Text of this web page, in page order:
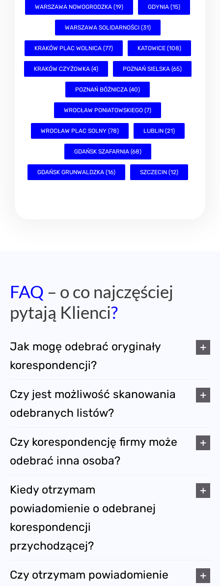
WARSZAWA NOWOGRODZKA (19) GDYNIA (15)
WARSZAWA SOLIDARNOŚCI (31)
KRAKÓW PLAC WOLNICA (77) KATOWICE (108)
KRAKÓW CZYŻOWKA (4) POZNAŃ SIELSKA (65)
POZNAŃ BÓŻNICZA (40)
WROCŁAW PONIATOWSKIEGO (7)
WROCŁAW PLAC SOLNY (78) LUBLIN (21)
GDAŃSK SZAFARNIA (68)
GDAŃSK GRUNWALDZKA (16) SZCZECIN (12)
FAQ – o co najczęściej
pytają Klienci?
Jak mogę odebrać oryginały
korespondencji?
Czy jest możliwość skanowania
odebranych listów?
Czy korespondencję firmy może
odebrać inna osoba?
Kiedy otrzymam
powiadomienie o odebranej
korespondencji
przychodzącej?
Czy otrzymam powiadomienie